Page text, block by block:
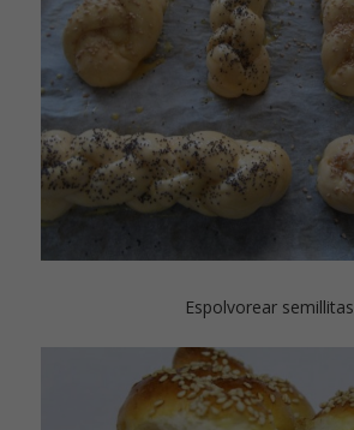
Espolvorear semillitas